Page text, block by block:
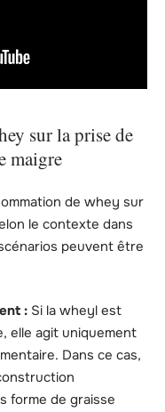
sur la prise de
maigre
de whey sur
le contexte dans
peuvent être
: Si la wheyl est
elle agit uniquement
Dans ce cas,
forme de graisse